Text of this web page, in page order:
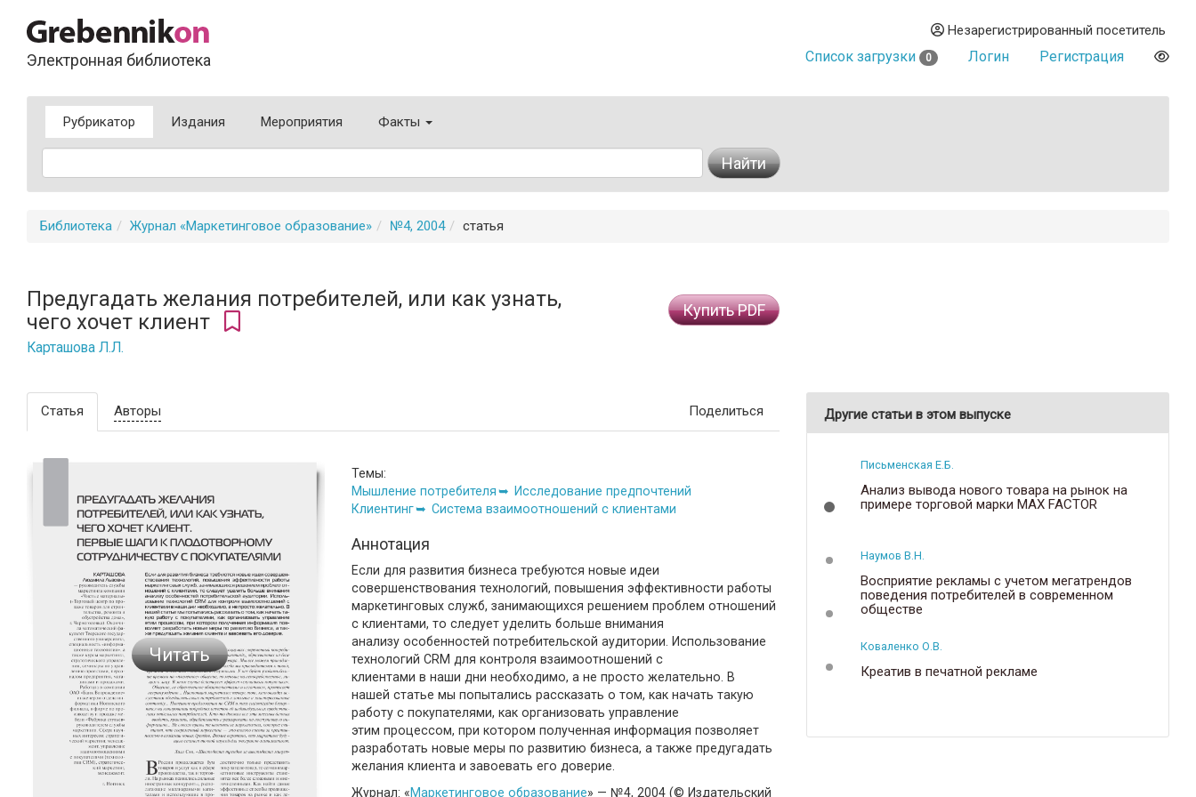
Электронная библиотека
Незарегистрированный посетитель
Список загрузки 0 Логин Регистрация
Рубрикатор Издания Мероприятия Факты
Найти
Библиотека Журнал «Маркетинговое образование» №4, 2004 статья
Предугадать желания потребителей, или как узнать,
чего хочет клиент
Карташова Л.Л.
Купить PDF
Статья Авторы Поделиться
Читать
Темы:
Мышление потребителя
Исследование предпочтений
Клиентинг
Система взаимоотношений с клиентами
Аннотация
Если для развития бизнеса требуются новые идеи
совершенствования технологий, повышения эффективности работы
маркетинговых служб, занимающихся решением проблем отношений
с клиентами, то следует уделить больше внимания
анализу особенностей потребительской аудитории. Использование
технологий CRM для контроля взаимоотношений с
клиентами в наши дни необходимо, а не просто желательно. В
нашей статье мы попытались рассказать о том, как начать такую
работу с покупателями, как организовать управление
этим процессом, при котором полученная информация позволяет
разработать новые меры по развитию бизнеса, а также предугадать
желания клиента и завоевать его доверие.
Журнал: «Маркетинговое образование» — №4, 2004 (© Издательский
Другие статьи в этом выпуске
Письменская Е.Б.
Анализ вывода нового товара на рынок на
примере торговой марки MAX FACTOR
Наумов В.Н.
Восприятие рекламы с учетом мегатрендов
поведения потребителей в современном
обществе
Коваленко О.В.
Креатив в печатной рекламе